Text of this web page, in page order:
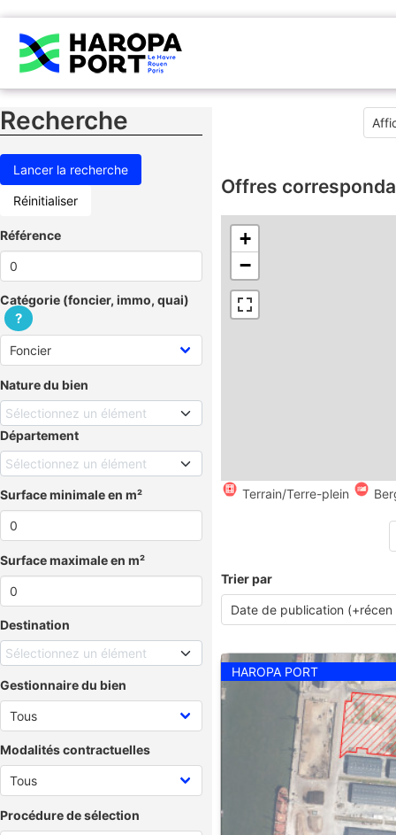
Recherche
Réinitialiser
Référence
Catégorie (foncier, immo, quai)
?
Nature du bien
Sélectionnez un élément
Département
Sélectionnez un élément
Surface minimale en m²
Surface maximale en m²
Destination
Sélectionnez un élément
Gestionnaire du bien
Modalités contractuelles
Procédure de sélection
Offres
+
−
Terrain/Terre-plein
Trier par
HAROPA PORT